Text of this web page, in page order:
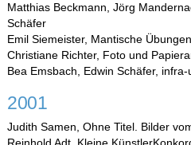
Matthias Beckmann, Jörg
Schäfer
Emil Siemeister, Mantische Übungen
Christiane Richter, Foto und
Bea Emsbach, Edwin Schäfer, infra-
2001
Judith Samen, Ohne Titel. Bilder
Reinhold Adt, Kleine